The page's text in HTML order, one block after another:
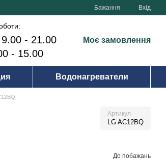
Бажання Вхід
9.00 - 21.00
- 15.00
Моє замовлення
Водонагреватели
Артикул
LG AC12BQ
До побажань